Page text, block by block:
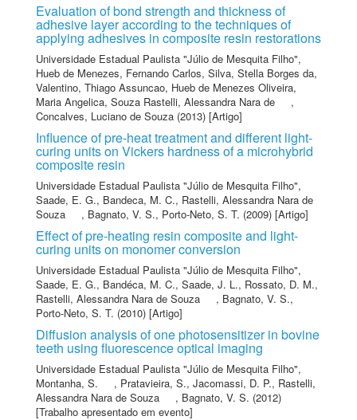
Evaluation of bond strength and thickness of
adhesive layer according to the techniques of
applying adhesives in composite resin restorations
Universidade Estadual Paulista "Júlio de Mesquita Filho",
Hueb de Menezes, Fernando Carlos, Silva, Stella Borges da,
Valentino, Thiago Assuncao, Hueb de Menezes Oliveira,
Maria Angelica, Souza Rastelli, Alessandra Nara de
,
Concalves, Luciano de Souza (2013) [Artigo]
Influence of pre-heat treatment and different light-
curing units on Vickers hardness of a microhybrid
composite resin
Universidade Estadual Paulista "Júlio de Mesquita Filho",
Saade, E. G., Bandeca, M. C., Rastelli, Alessandra Nara de
Souza
, Bagnato, V. S., Porto-Neto, S. T. (2009) [Artigo]
Effect of pre-heating resin composite and light-
curing units on monomer conversion
Universidade Estadual Paulista "Júlio de Mesquita Filho",
Saade, E. G., Bandéca, M. C., Saade, J. L., Rossato, D. M.,
Rastelli, Alessandra Nara de Souza
, Bagnato, V. S.,
Porto-Neto, S. T. (2010) [Artigo]
Diffusion analysis of one photosensitizer in bovine
teeth using fluorescence optical imaging
Universidade Estadual Paulista "Júlio de Mesquita Filho",
Montanha, S.
, Pratavieira, S., Jacomassi, D. P., Rastelli,
Alessandra Nara de Souza
, Bagnato, V. S. (2012)
[Trabalho apresentado em evento]